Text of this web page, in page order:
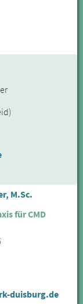
M.Sc.
für CMD
duisburg.de